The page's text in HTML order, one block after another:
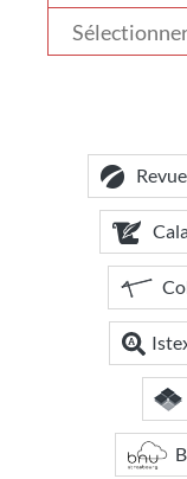
votre
bibliothèque